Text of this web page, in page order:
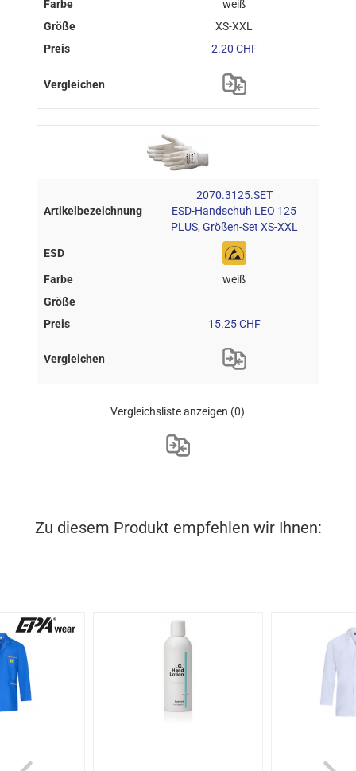
weiß
XS-XXL
2.20 CHF
2070.3125.SET
ESD-Handschuh LEO 125
PLUS, Größen-Set XS-XXL
weiß
15.25 CHF
Vergleichsliste anzeigen (0)
Zu diesem Produkt empfehlen wir Ihnen: